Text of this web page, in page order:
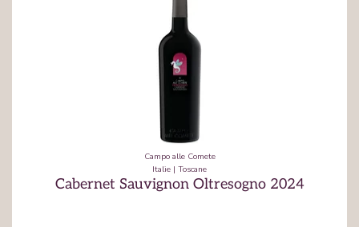
Campo alle Comete
Italie | Toscane
Cabernet Sauvignon Oltresogno 2024